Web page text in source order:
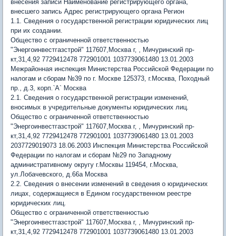
внесения записи Наименование регистрирующего органа,
внесшего запись Адрес регистрирующего органа Регион
1.1. Сведения о государственной регистрации юридических лиц
при их создании.
Общество с ограниченной ответственностью
"Энергоинвестгазстрой" 117607,Москва г, , Мичуринский пр-
кт,31,4,92 7729412478 772901001 1037739061480 13.01.2003
Межрайонная инспекция Министерства Российской Федерации по
налогам и сборам №39 по г. Москве 125373, г.Москва, Походный
пр., д.3, корп.`А` Москва
2.1. Сведения о государственной регистрации изменений,
вносимых в учредительные документы юридических лиц.
Общество с ограниченной ответственностью
"Энергоинвестгазстрой" 117607,Москва г, , Мичуринский пр-
кт,31,4,92 7729412478 772901001 1037739061480 13.01.2003
2037729019073 18.06.2003 Инспекция Министерства Российской
Федерации по налогам и сборам №29 по Западному
административному округу г.Москвы 119454, г.Москва,
ул.Лобачевского, д.66а Москва
2.2. Сведения о внесении изменений в сведения о юридических
лицах, содержащиеся в Едином государственном реестре
юридических лиц.
Общество с ограниченной ответственностью
"Энергоинвестгазстрой" 117607,Москва г, , Мичуринский пр-
кт,31,4,92 7729412478 772901001 1037739061480 13.01.2003